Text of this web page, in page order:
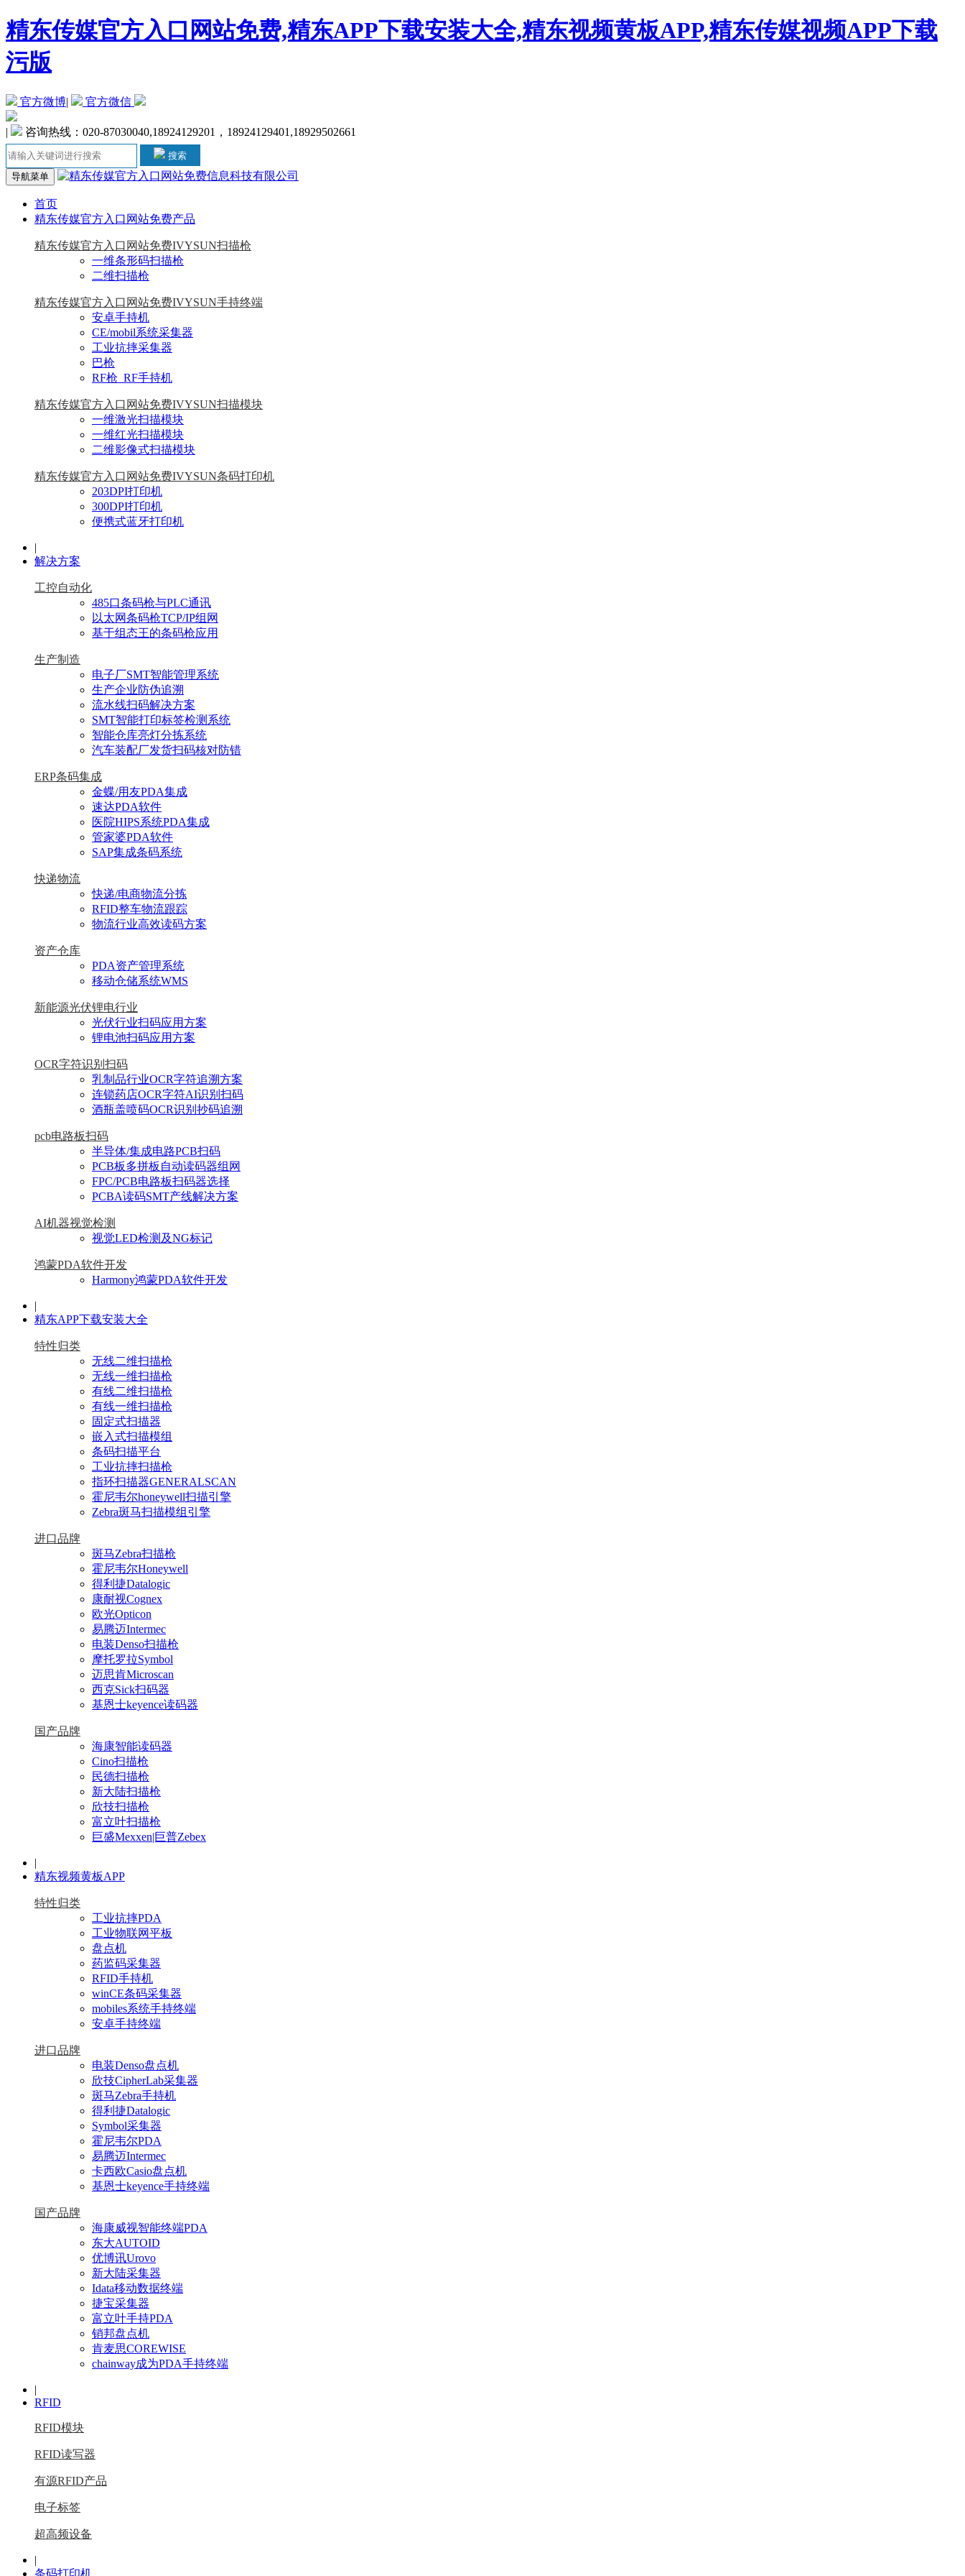
精东传媒官方入口网站免费,精东APP下载安装大全,精东视频黄板APP,精东传媒视频APP下载
污版
官方微博| 官方微信
| 咨询热线：020-87030040,18924129201，18924129401,18929502661
搜索
导航菜单
首页
精东传媒官方入口网站免费产品
精东传媒官方入口网站免费IVYSUN扫描枪
一维条形码扫描枪
二维扫描枪
精东传媒官方入口网站免费IVYSUN手持终端
安卓手持机
CE/mobil系统采集器
工业抗摔采集器
巴枪
RF枪_RF手持机
精东传媒官方入口网站免费IVYSUN扫描模块
一维激光扫描模块
一维红光扫描模块
二维影像式扫描模块
精东传媒官方入口网站免费IVYSUN条码打印机
203DPI打印机
300DPI打印机
便携式蓝牙打印机
|
解决方案
工控自动化
485口条码枪与PLC通讯
以太网条码枪TCP/IP组网
基于组态王的条码枪应用
生产制造
电子厂SMT智能管理系统
生产企业防伪追溯
流水线扫码解决方案
SMT智能打印标签检测系统
智能仓库亮灯分拣系统
汽车装配厂发货扫码核对防错
ERP条码集成
金蝶/用友PDA集成
速达PDA软件
医院HIPS系统PDA集成
管家婆PDA软件
SAP集成条码系统
快递物流
快递/电商物流分拣
RFID整车物流跟踪
物流行业高效读码方案
资产仓库
PDA资产管理系统
移动仓储系统WMS
新能源光伏锂电行业
光伏行业扫码应用方案
锂电池扫码应用方案
OCR字符识别扫码
乳制品行业OCR字符追溯方案
连锁药店OCR字符AI识别扫码
酒瓶盖喷码OCR识别抄码追溯
pcb电路板扫码
半导体/集成电路PCB扫码
PCB板多拼板自动读码器组网
FPC/PCB电路板扫码器选择
PCBA读码SMT产线解决方案
AI机器视觉检测
视觉LED检测及NG标记
鸿蒙PDA软件开发
Harmony鸿蒙PDA软件开发
|
精东APP下载安装大全
特性归类
无线二维扫描枪
无线一维扫描枪
有线二维扫描枪
有线一维扫描枪
固定式扫描器
嵌入式扫描模组
条码扫描平台
工业抗摔扫描枪
指环扫描器GENERALSCAN
霍尼韦尔honeywell扫描引擎
Zebra斑马扫描模组引擎
进口品牌
斑马Zebra扫描枪
霍尼韦尔Honeywell
得利捷Datalogic
康耐视Cognex
欧光Opticon
易腾迈Intermec
电装Denso扫描枪
摩托罗拉Symbol
迈思肯Microscan
西克Sick扫码器
基恩士keyence读码器
国产品牌
海康智能读码器
Cino扫描枪
民德扫描枪
新大陆扫描枪
欣技扫描枪
富立叶扫描枪
巨盛Mexxen|巨普Zebex
|
精东视频黄板APP
特性归类
工业抗摔PDA
工业物联网平板
盘点机
药监码采集器
RFID手持机
winCE条码采集器
mobiles系统手持终端
安卓手持终端
进口品牌
电装Denso盘点机
欣技CipherLab采集器
斑马Zebra手持机
得利捷Datalogic
Symbol采集器
霍尼韦尔PDA
易腾迈Intermec
卡西欧Casio盘点机
基恩士keyence手持终端
国产品牌
海康威视智能终端PDA
东大AUTOID
优博讯Urovo
新大陆采集器
Idata移动数据终端
捷宝采集器
富立叶手持PDA
销邦盘点机
肯麦思COREWISE
chainway成为PDA手持终端
|
RFID
RFID模块
RFID读写器
有源RFID产品
电子标签
超高频设备
|
条码打印机